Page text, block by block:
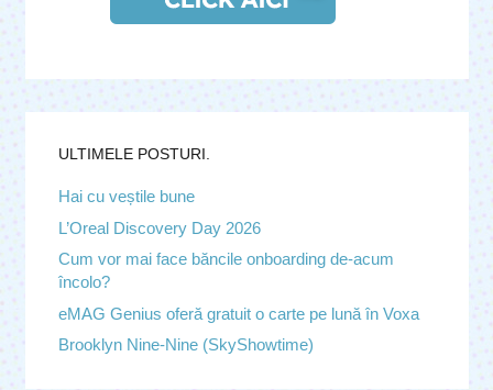
ULTIMELE POSTURI.
Hai cu veștile bune
L’Oreal Discovery Day 2026
Cum vor mai face băncile onboarding de-acum
încolo?
eMAG Genius oferă gratuit o carte pe lună în Voxa
Brooklyn Nine-Nine (SkyShowtime)